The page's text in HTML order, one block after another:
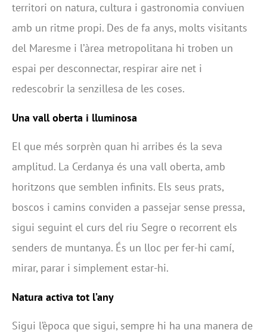
territori on natura, cultura i gastronomia conviuen
amb un ritme propi. Des de fa anys, molts visitants
del Maresme i l’àrea metropolitana hi troben un
espai per desconnectar, respirar aire net i
redescobrir la senzillesa de les coses.
Una vall oberta i lluminosa
El que més sorprèn quan hi arribes és la seva
amplitud. La Cerdanya és una vall oberta, amb
horitzons que semblen infinits. Els seus prats,
boscos i camins conviden a passejar sense pressa,
sigui seguint el curs del riu Segre o recorrent els
senders de muntanya. És un lloc per fer-hi camí,
mirar, parar i simplement estar-hi.
Natura activa tot l’any
Sigui l’època que sigui, sempre hi ha una manera de